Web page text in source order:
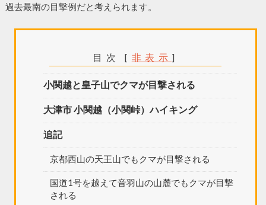
過去最南の目撃例だと考えられます。
目次 [ 非表示 ]
小関越と皇子山でクマが目撃される
大津市 小関越（小関峠）ハイキング
追記
京都西山の天王山でもクマが目撃される
国道1号を越えて音羽山の山麓でもクマが目撃
される